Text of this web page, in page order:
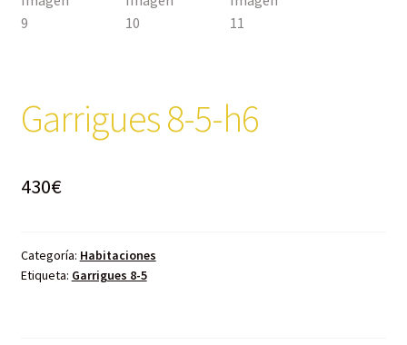
Garrigues 8-5-h6
430€
Categoría: Habitaciones
Etiqueta: Garrigues 8-5